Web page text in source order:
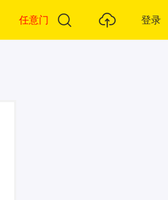
任意门 登录